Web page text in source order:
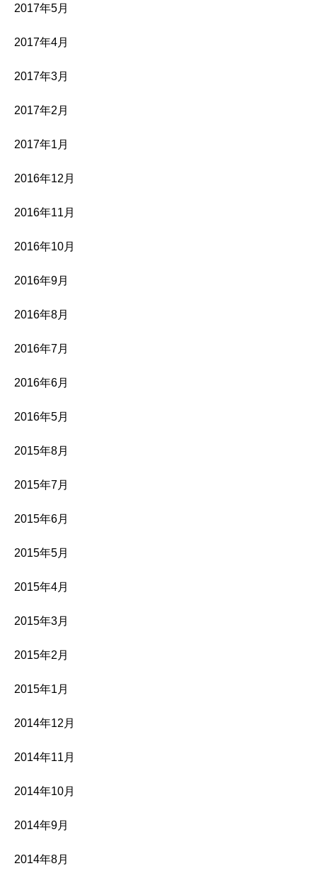
2017年5月
2017年4月
2017年3月
2017年2月
2017年1月
2016年12月
2016年11月
2016年10月
2016年9月
2016年8月
2016年7月
2016年6月
2016年5月
2015年8月
2015年7月
2015年6月
2015年5月
2015年4月
2015年3月
2015年2月
2015年1月
2014年12月
2014年11月
2014年10月
2014年9月
2014年8月